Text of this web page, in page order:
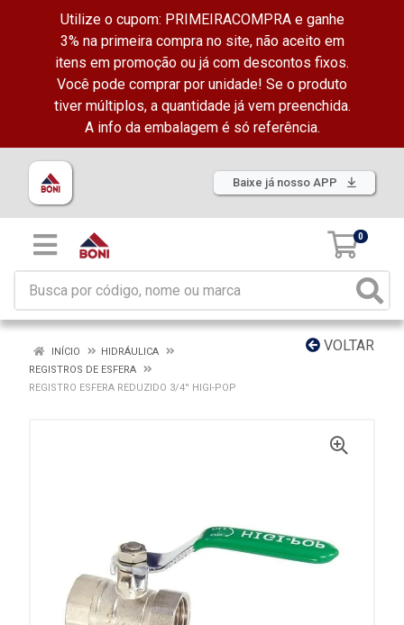
Utilize o cupom: PRIMEIRACOMPRA e ganhe
3% na primeira compra no site, não aceito em
itens em promoção ou já com descontos fixos.
Você pode comprar por unidade! Se o produto
tiver múltiplos, a quantidade já vem preenchida.
A info da embalagem é só referência.
Baixe já nosso APP
0
VOLTAR
INÍCIO
HIDRÁULICA
REGISTROS DE ESFERA
REGISTRO ESFERA REDUZIDO 3/4'' HIGI-POP